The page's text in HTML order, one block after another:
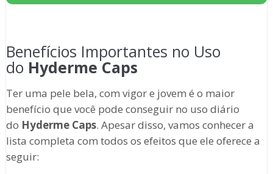
Benefícios Importantes no Uso
do Hyderme Caps
Ter uma pele bela, com vigor e jovem é o maior
benefício que você pode conseguir no uso diário
do Hyderme Caps. Apesar disso, vamos conhecer a
lista completa com todos os efeitos que ele oferece a
seguir: